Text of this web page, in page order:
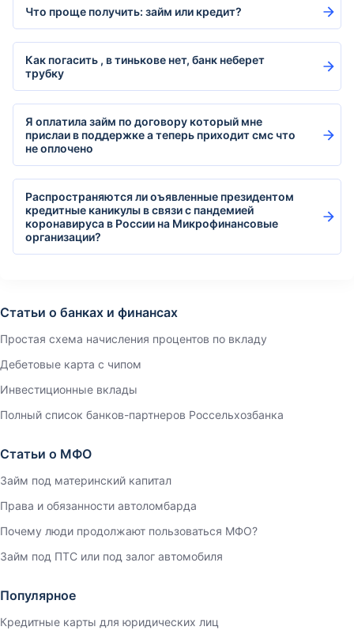
Что проще получить: займ или кредит?
Как погасить , в тинькове нет, банк неберет
трубку
Я оплатила займ по договору который мне
прислаи в поддержке а теперь приходит смс что
не оплочено
Распространяются ли оъявленные президентом
кредитные каникулы в связи с пандемией
коронавируса в России на Микрофинансовые
организации?
Статьи о банках и финансах
Простая схема начисления процентов по вкладу
Дебетовые карта с чипом
Инвестиционные вклады
Полный список банков-партнеров Россельхозбанка
Статьи о МФО
Займ под материнский капитал
Права и обязанности автоломбарда
Почему люди продолжают пользоваться МФО?
Займ под ПТС или под залог автомобиля
Популярное
Кредитные карты для юридических лиц